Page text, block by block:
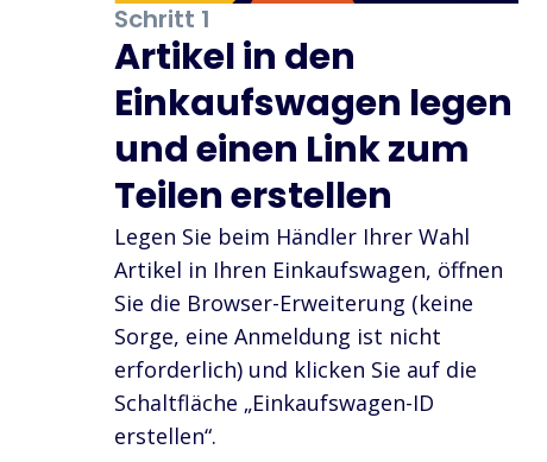
Schritt 1
Artikel in den
Einkaufswagen legen
und einen Link zum
Teilen erstellen
Legen Sie beim Händler Ihrer Wahl
Artikel in Ihren Einkaufswagen, öffnen
Sie die Browser-Erweiterung (keine
Sorge, eine Anmeldung ist nicht
erforderlich) und klicken Sie auf die
Schaltfläche „Einkaufswagen-ID
erstellen“.